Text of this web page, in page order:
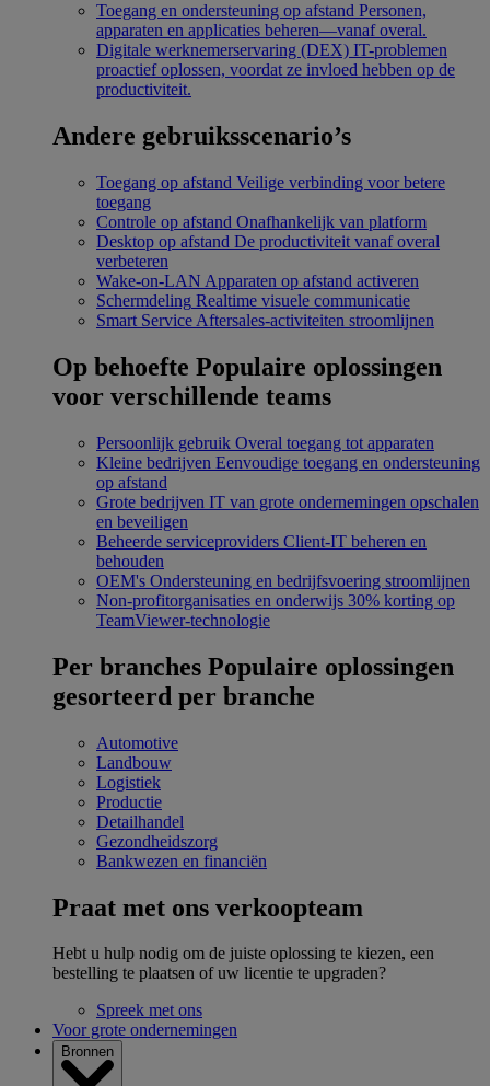
Toegang en ondersteuning op afstand Personen,
apparaten en applicaties beheren—vanaf overal.
Digitale werknemerservaring (DEX) IT-problemen
proactief oplossen, voordat ze invloed hebben op de
productiviteit.
Andere gebruiksscenario’s
Toegang op afstand Veilige verbinding voor betere
toegang
Controle op afstand Onafhankelijk van platform
Desktop op afstand De productiviteit vanaf overal
verbeteren
Wake-on-LAN Apparaten op afstand activeren
Schermdeling Realtime visuele communicatie
Smart Service Aftersales-activiteiten stroomlijnen
Op behoefte Populaire oplossingen
voor verschillende teams
Persoonlijk gebruik Overal toegang tot apparaten
Kleine bedrijven Eenvoudige toegang en ondersteuning
op afstand
Grote bedrijven IT van grote ondernemingen opschalen
en beveiligen
Beheerde serviceproviders Client-IT beheren en
behouden
OEM's Ondersteuning en bedrijfsvoering stroomlijnen
Non-profitorganisaties en onderwijs 30% korting op
TeamViewer-technologie
Per branches Populaire oplossingen
gesorteerd per branche
Automotive
Landbouw
Logistiek
Productie
Detailhandel
Gezondheidszorg
Bankwezen en financiën
Praat met ons verkoopteam
Hebt u hulp nodig om de juiste oplossing te kiezen, een
bestelling te plaatsen of uw licentie te upgraden?
Spreek met ons
Voor grote ondernemingen
Bronnen